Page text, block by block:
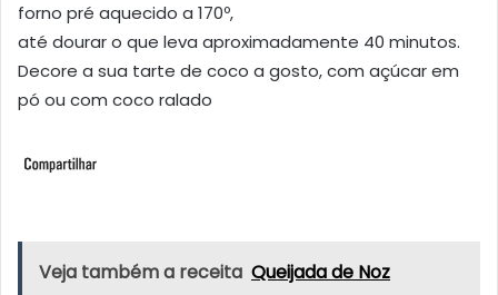
forno pré aquecido a 170º,
até dourar o que leva aproximadamente 40 minutos.
Decore a sua tarte de coco a gosto, com açúcar em
pó ou com coco ralado
Veja também a receita Queijada de Noz